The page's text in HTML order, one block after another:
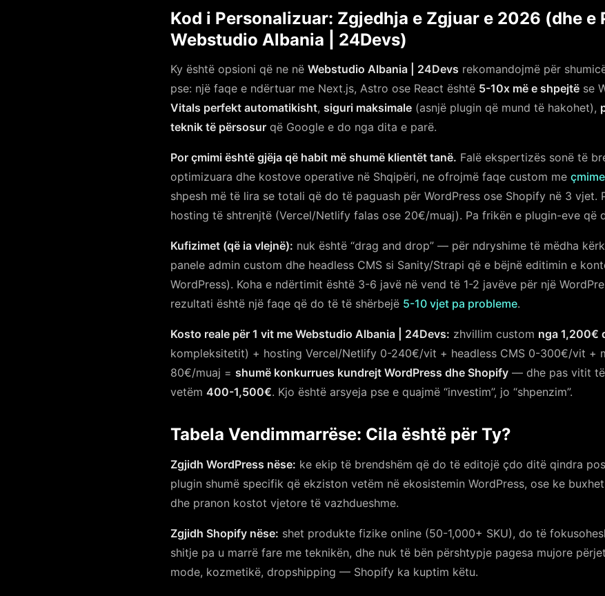
Kod i Personalizuar: Zgjedhja e Zgjuar e 2026 (dhe e
Webstudio Albania | 24Devs)
Ky është opsioni që ne në Webstudio Albania | 24Devs rekomandojmë për
pse: një faqe e ndërtuar me Next.js, Astro ose React është 5-10x më e shpejtë se
Vitals perfekt automatikisht, siguri maksimale (asnjë plugin që mund të hakohet),
teknik të përsosur që Google e do nga dita e parë.
Por çmimi është gjëja që habit më shumë klientët tanë. Falë ekspertizës sonë të
optimizuara dhe kostove operative në Shqipëri, ne ofrojmë faqe custom me
shpesh më të lira se totali që do të paguash për WordPress ose Shopify në 3 vjet.
hosting të shtrenjtë (Vercel/Netlify falas ose 20€/muaj). Pa frikën e plugin-eve që
Kufizimet (që ia vlejnë): nuk është “drag and drop” — për ndryshime të mëdha
panele admin custom dhe headless CMS si Sanity/Strapi që e bëjnë editimin e
WordPress). Koha e ndërtimit është 3-6 javë në vend të 1-2 javëve për një
rezultati është një faqe që do të të shërbejë 5-10 vjet pa probleme.
Kosto reale për 1 vit me Webstudio Albania | 24Devs: zhvillim custom nga 1,200€
kompleksitetit) + hosting Vercel/Netlify 0-240€/vit + headless CMS 0-300€/vit +
80€/muaj = shumë konkurrues kundrejt WordPress dhe Shopify — dhe pas vitit
vetëm 400-1,500€. Kjo është arsyeja pse e quajmë “investim”, jo “shpenzim”.
Tabela Vendimmarrëse: Cila është për Ty?
Zgjidh WordPress nëse: ke ekip të brendshëm që do të editojë çdo ditë qindra
plugin shumë specifik që ekziston vetëm në ekosistemin WordPress, ose ke
dhe pranon kostot vjetore të vazhdueshme.
Zgjidh Shopify nëse: shet produkte fizike online (50-1,000+ SKU), do të
shitje pa u marrë fare me teknikën, dhe nuk të bën përshtypje pagesa mujore
mode, kozmetikë, dropshipping — Shopify ka kuptim këtu.